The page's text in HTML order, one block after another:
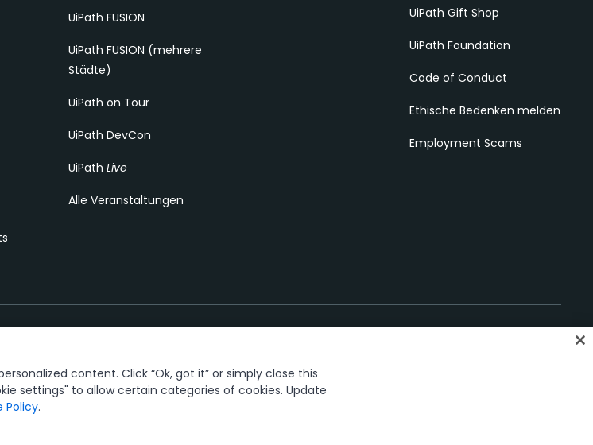
UiPath FUSION
UiPath FUSION (mehrere
Städte)
UiPath on Tour
UiPath DevCon
UiPath Live
Alle Veranstaltungen
UiPath Gift Shop
UiPath Foundation
Code of Conduct
Ethische Bedenken melden
Employment Scams
Privacy Policy Cookies Policy
Your Privacy Choices
its affiliates. UiPath® is a registered trademark in the United States and several countries across the globe.
content. Click “Ok, got it” or simply close this
settings" to allow certain categories of cookies. Update
Policy.